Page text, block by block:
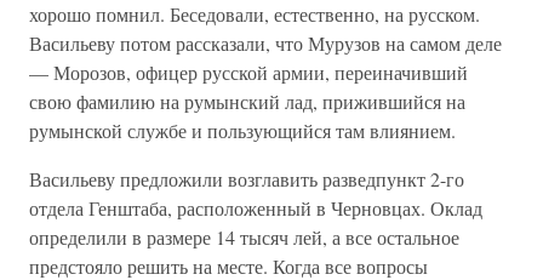
хорошо помнил. Беседовали, естественно, на русском.
Васильеву потом рассказали, что Мурузов на самом деле
— Морозов, офицер русской армии, переиначивший
свою фамилию на румынский лад, прижившийся на
румынской службе и пользующийся там влиянием.
Васильеву предложили возглавить разведпункт 2-го
отдела Генштаба, расположенный в Черновцах. Оклад
определили в размере 14 тысяч лей, а все остальное
предстояло решить на месте. Когда все вопросы